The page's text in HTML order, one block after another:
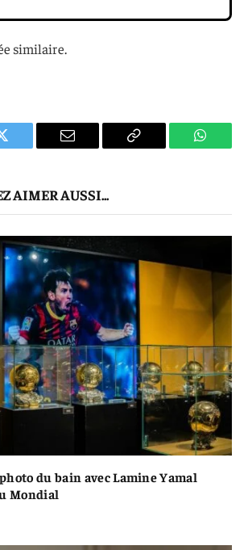
similaire.
Twitter
E-
Copier
AIMER AUSSI...
du bain avec Lamine Yamal
Mondial